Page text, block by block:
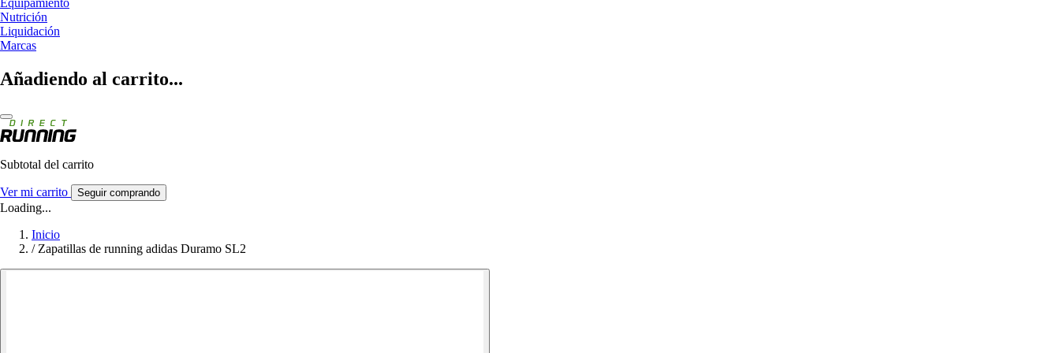
Equipamiento
Nutrición
Liquidación
Marcas
Añadiendo al carrito...
Subtotal del carrito
Ver mi carrito Seguir comprando
Loading...
Inicio
/ Zapatillas de running adidas Duramo SL2